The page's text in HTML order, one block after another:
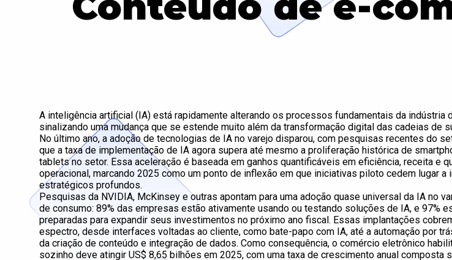
A inteligência artificial (IA) está rapidamente alterando os processos fundamentais da indústria
sinalizando uma mudança que se estende muito além da transformação digital das cadeias de
No último ano, a adoção de tecnologias de IA no varejo disparou, com pesquisas recentes do
que a taxa de implementação de IA agora supera até mesmo a proliferação histórica de
tablets no setor. Essa aceleração é baseada em ganhos quantificáveis em eficiência, receita e
operacional, marcando 2025 como um ponto de inflexão em que iniciativas piloto cedem lugar a
estratégicos profundos.
Pesquisas da NVIDIA, McKinsey e outras apontam para uma adoção quase universal da IA no
de consumo: 89% das empresas estão ativamente usando ou testando soluções de IA, e 97%
preparadas para expandir seus investimentos no próximo ano fiscal. Essas implantações
espectro, desde interfaces voltadas ao cliente, como bate-papo com IA, até a automação por
da criação de conteúdo e integração de dados. Como consequência, o comércio eletrônico
sozinho deve atingir US$ 8,65 bilhões em 2025, com uma taxa de crescimento anual composta